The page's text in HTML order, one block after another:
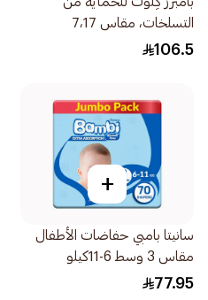
التسلخات، مقاس 7،17
40قطعة
106.5
+
سانيتا بامبي حفاضات الأطفال
مقاس 3 وسط 6-11كيلو
70قطعة
77.95